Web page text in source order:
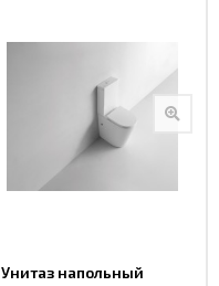
Унитаз напольный